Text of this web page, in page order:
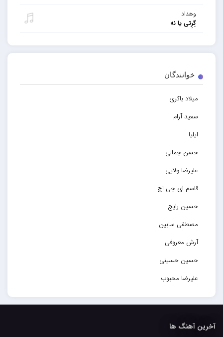
وهداد
گِرِتی یا نه
خوانندگان
میلاد باکری
سعید آرام
ایلیا
حسن جمالی
علیرضا ولایی
قاسم ای جی اچ
حسین رایج
مصطفی سابین
آرش معروفی
حسین حسینی
علیرضا محبوب
حسین حصارکی
کاپیتان
آخرین آهنگ ها